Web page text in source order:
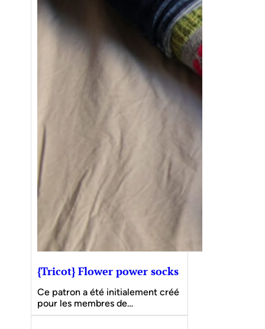
{Tricot} Flower power socks
Ce patron a été initialement créé
pour les membres de…